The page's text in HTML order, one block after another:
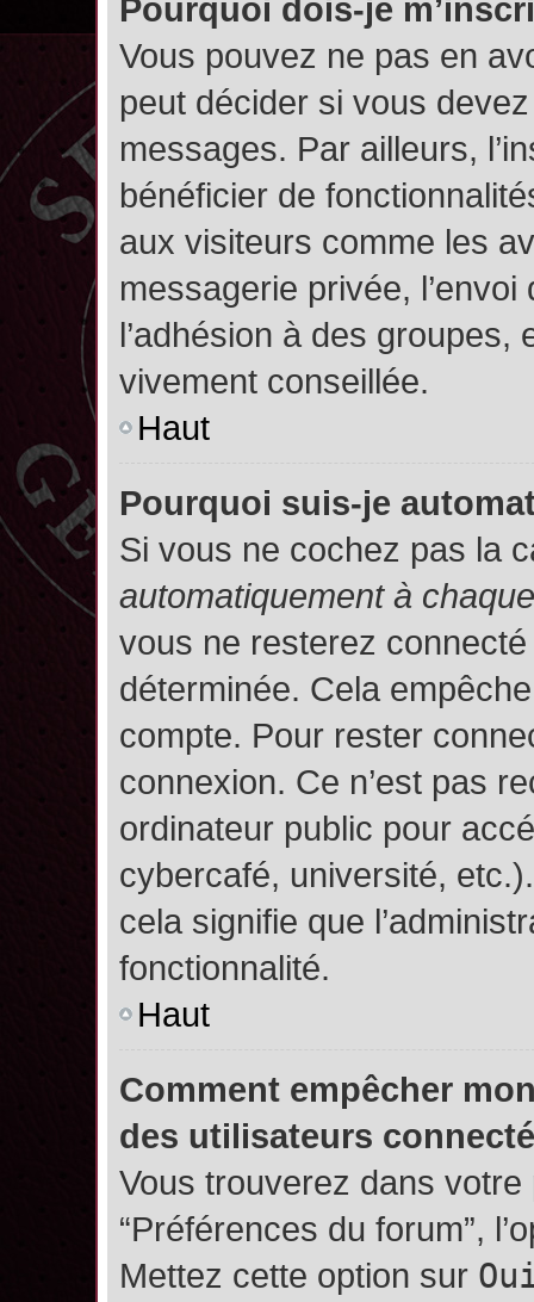
Pourquoi dois-je
Vous pouvez ne pas en
peut décider si vous
messages. Par ailleurs,
bénéficier de
aux visiteurs comme les
messagerie privée,
l’adhésion à des groupes,
vivement conseillée.
Haut
Pourquoi suis-je
Si vous ne cochez pas la
automatiquement à
vous ne resterez
déterminée. Cela
compte. Pour rester
connexion. Ce n’est pas
ordinateur public pour
cybercafé, université,
cela signifie que
fonctionnalité.
Haut
Comment empêcher
des utilisateurs
Vous trouverez dans votre
“Préférences du forum”,
Mettez cette option sur